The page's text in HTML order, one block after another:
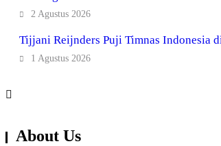
2 Agustus 2026
Tijjani Reijnders Puji Timnas Indonesia
1 Agustus 2026
About Us